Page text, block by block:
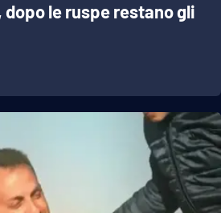
dopo le ruspe restano gli